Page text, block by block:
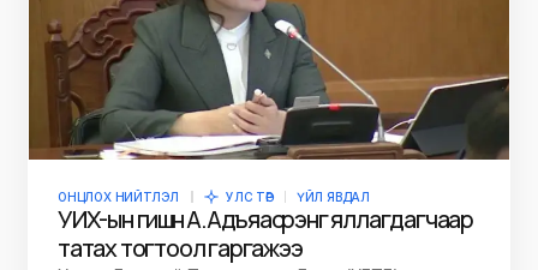
ОНЦЛОХ НИЙТЛЭЛ УЛС ТӨР ҮЙЛ ЯВДАЛ
УИХ-ын гишүүн А.Адъяасүрэнг яллагдагчаар
татах тогтоол гаргажээ